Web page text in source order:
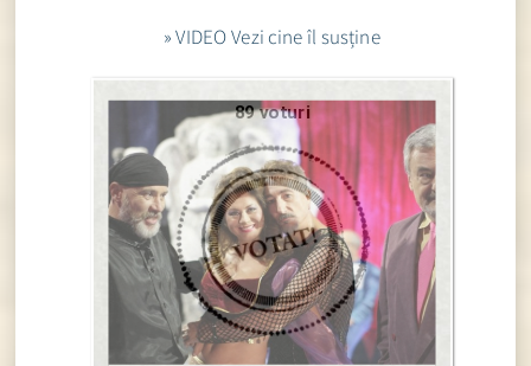
» VIDEO Vezi cine îl susține
89 voturi